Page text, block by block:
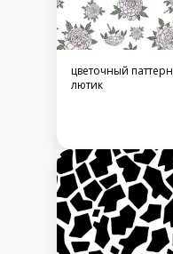
цветочный паттерн
лютик